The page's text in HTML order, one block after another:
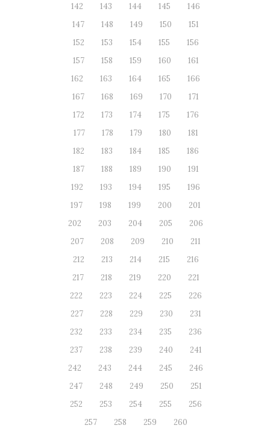
142
143 144 145
146
147
148 149 150
151
152
153 154 155
156
157
158 159 160
161
162
163 164 165
166
167
168 169 170
171
172
173 174 175
176
177
178 179 180
181
182
183 184 185
186
187
188 189 190
191
192
193 194 195
196
197
198 199 200
201
202
203 204 205
206
207
208 209 210
211
212
213 214 215
216
217
218 219 220
221
222
223 224 225
226
227
228 229 230
231
232
233 234 235
236
237
238 239 240
241
242
243 244 245
246
247
248 249 250
251
252
253 254 255
256
257
258 259 260